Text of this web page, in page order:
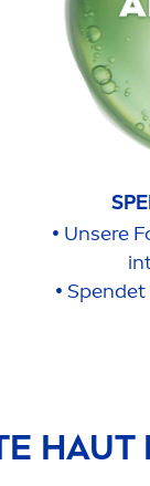
• Unsere
•
HAUT